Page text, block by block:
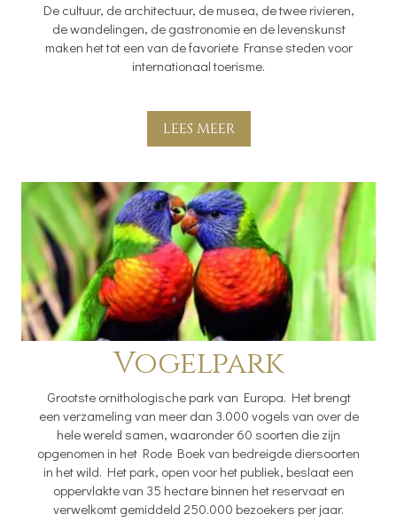
De cultuur, de architectuur, de musea, de twee rivieren,
de wandelingen, de gastronomie en de levenskunst
maken het tot een van de favoriete Franse steden voor
internationaal toerisme.
LEES MEER
Vogelpark
Grootste ornithologische park van Europa. Het brengt
een verzameling van meer dan 3.000 vogels van over de
hele wereld samen, waaronder 60 soorten die zijn
opgenomen in het Rode Boek van bedreigde diersoorten
in het wild. Het park, open voor het publiek, beslaat een
oppervlakte van 35 hectare binnen het reservaat en
verwelkomt gemiddeld 250.000 bezoekers per jaar.